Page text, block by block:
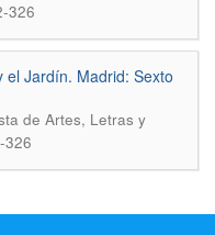
326
el Jardín. Madrid: Sexto
de Artes, Letras y
326